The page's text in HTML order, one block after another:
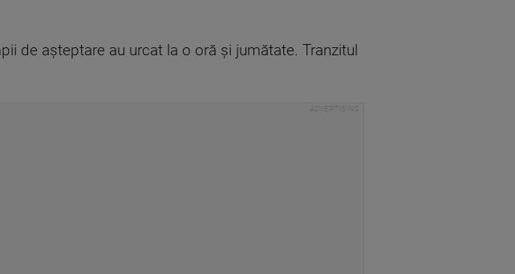
de aşteptare au urcat la o oră și jumătate. Tranzitul